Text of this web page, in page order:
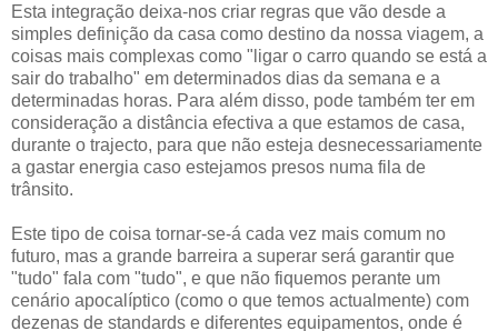
Esta integração deixa-nos criar regras que vão desde a
simples definição da casa como destino da nossa viagem, a
coisas mais complexas como "ligar o carro quando se está a
sair do trabalho" em determinados dias da semana e a
determinadas horas. Para além disso, pode também ter em
consideração a distância efectiva a que estamos de casa,
durante o trajecto, para que não esteja desnecessariamente
a gastar energia caso estejamos presos numa fila de
trânsito.
Este tipo de coisa tornar-se-á cada vez mais comum no
futuro, mas a grande barreira a superar será garantir que
"tudo" fala com "tudo", e que não fiquemos perante um
cenário apocalíptico (como o que temos actualmente) com
dezenas de standards e diferentes equipamentos, onde é